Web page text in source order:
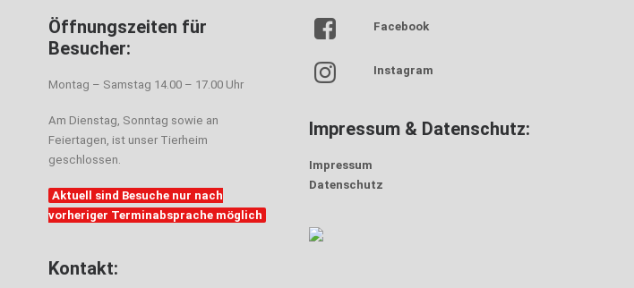
Öffnungszeiten für
Besucher:
Montag – Samstag 14.00 – 17.00 Uhr
Am Dienstag, Sonntag sowie an
Feiertagen, ist unser Tierheim
geschlossen.
Aktuell sind Besuche nur nach
vorheriger Terminabsprache möglich
Kontakt:
Facebook
Instagram
Impressum & Datenschutz:
Impressum
Datenschutz